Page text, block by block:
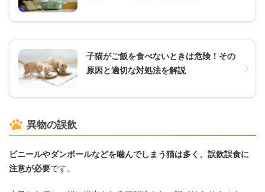
子猫がご飯を食べないときは危険！その
原因と適切な対処法を解説
異物の誤飲
ビニールやダンボールなどを噛んでしまう猫は多く、誤飲誤食に
注意が必要です。